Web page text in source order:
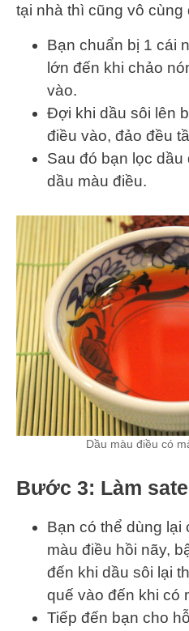
tại nhà thì cũng vô cùng
Bạn chuẩn bị 1 cái
lớn đến khi chảo
vào.
Đợi khi dầu sôi lên
điều vào, đảo đều
Sau đó bạn lọc
dầu màu điều.
Dầu màu điều có
Bước 3: Làm
Bạn có thể dùng lại
màu điều hồi nãy,
đến khi dầu sôi lại
quế vào đến khi có
Tiếp đến bạn cho